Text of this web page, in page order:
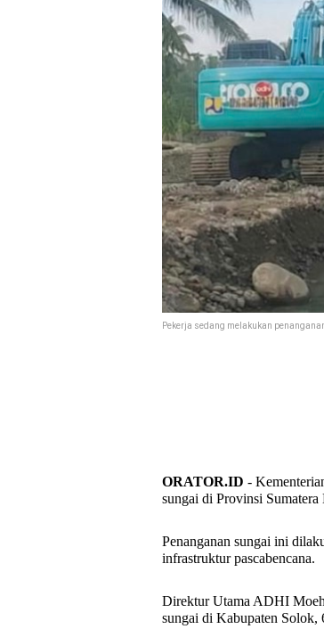
Pekerja sedang melakukan
ORATOR.ID -
sungai di Provinsi
Penanganan sungai ini
infrastruktur
Direktur Utama ADHI
sungai di Kabupaten Solok,